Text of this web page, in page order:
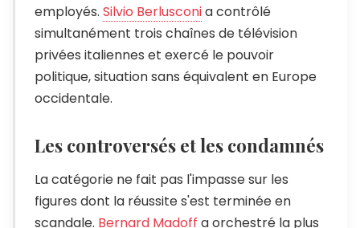
employés. Silvio Berlusconia contrôlé
simultanément trois chaînes de télévision
privées italiennes et exercé le pouvoir
politique, situation sans équivalent en Europe
occidentale.
Les controversés et les condamnés
La catégorie ne fait pas l'impasse sur les
figures dont la réussite s'est terminée en
scandale. Bernard Madoff a orchestré la plus